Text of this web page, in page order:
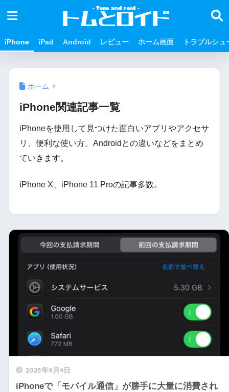
iPhone iPad Android レビュー ホーム画面 トラブルシュ
ホーム
iPhone関連記事一覧
iPhoneを使用して見つけた面白いアプリやアクセサ
リ、便利な使い方、Androidとの違いなどをまとめ
ていきます。
iPhone X、iPhone 11 Proの記事多数。
2025年9月4日
iPhoneで「モバイル通信」が勝手に大量に消費され